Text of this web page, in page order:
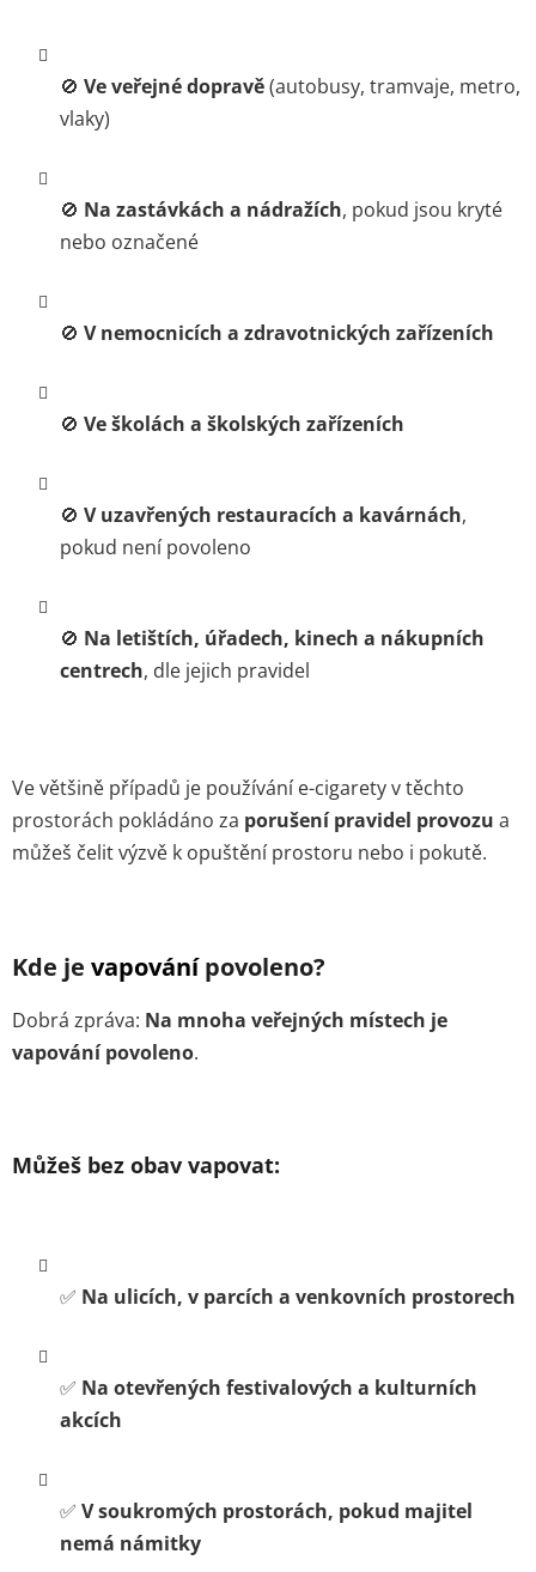
🚫 Ve veřejné dopravě(autobusy, tramvaje, metro,
vlaky)
🚫 Na zastávkách a nádražích, pokud jsou kryté
nebo označené
🚫 V nemocnicích a zdravotnických zařízeních
🚫 Ve školách a školských zařízeních
🚫 V uzavřených restauracích a kavárnách,
pokud není povoleno
🚫 Na letištích, úřadech, kinech a nákupních
centrech, dle jejich pravidel
Ve většině případů je používání e-cigarety v těchto
prostorách pokládáno za porušení pravidel provozu a
můžeš čelit výzvě k opuštění prostoru nebo i pokutě.
Kde je vapovánípovoleno?
Dobrá zpráva: Na mnoha veřejných místech je
vapování povoleno.
Můžeš bez obav vapovat:
✅ Na ulicích, v parcích a venkovních prostorech
✅ Na otevřených festivalových a kulturních
akcích
✅ V soukromých prostorách, pokud majitel
nemá námitky